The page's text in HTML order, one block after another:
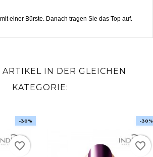
einer Bürste. Danach tragen Sie das Top auf.
IN DER GLEICHEN
KATEGORIE:
-30%
favorite_border
-30%
favorite_border